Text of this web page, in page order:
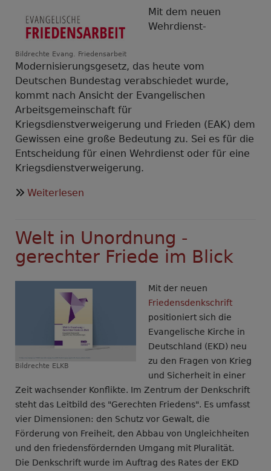
Bildrechte Evang. Friedensarbeit
Mit dem neuen
Wehrdienst-
Modernisierungsgesetz, das heute vom
Deutschen Bundestag verabschiedet wurde,
kommt nach Ansicht der Evangelischen
Arbeitsgemeinschaft für
Kriegsdienstverweigerung und Frieden (EAK) dem
Gewissen eine große Bedeutung zu. Sei es für die
Entscheidung für einen Wehrdienst oder für eine
Kriegsdienstverweigerung.
Weiterlesen
Entscheidung
oder
gegen
Wehrdienst
ist
Gewissensbildung
wichtig
Welt in Unordnung -
gerechter Friede im Blick
Bildrechte ELKB
Mit der neuen
Friedensdenkschrift
positioniert sich die
Evangelische Kirche in
Deutschland (EKD) neu
zu den Fragen von Krieg
und Sicherheit in einer
Zeit wachsender Konflikte. Im Zentrum der Denkschrift
steht das Leitbild des "Gerechten Friedens". Es umfasst
vier Dimensionen: den Schutz vor Gewalt, die
Förderung von Freiheit, den Abbau von Ungleichheiten
und den friedensfördernden Umgang mit Pluralität.
Die Denkschrift wurde im Auftrag des Rates der EKD